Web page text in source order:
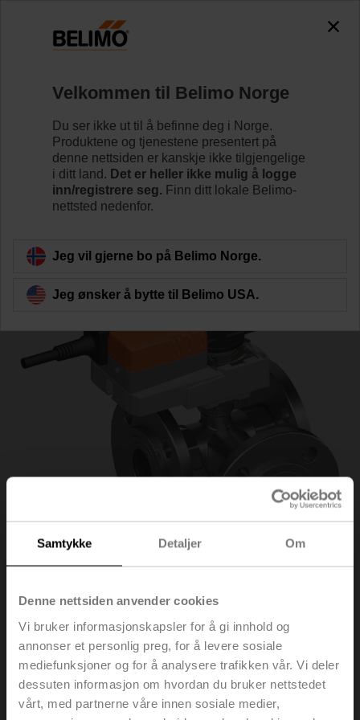
Samtykke Detaljer Om
Denne nettsiden anvender cookies
Vi bruker informasjonskapsler for å gi innhold og
annonser et personlig preg, for å levere sosiale
mediefunksjoner og for å analysere trafikken vår. Vi deler
dessuten informasjon om hvordan du bruker nettstedet
vårt, med partnerne våre innen sosiale medier,
R7032R-B3/NR24A-S
Lær mer
Tilbake til produktkategori
R7032R-B3/NR24A-S
Veksel kuleventil, 3-veis, DN 32, Flens, PN 6, ps
600 kPa, Kvs 32 m³/h, Medie-temperatur -10...100°C
[14...212°F]
Velkommen til Belimo Norge
Du ser ikke ut til å befinne deg i Norge.
Produktene og tjenestene presentert på
denne nettsiden er kanskje ikke tilgjengelige
i ditt land. Det er heller ikke mulig å logge
inn/registrere seg. Finn ditt lokale Belimo-
nettsted nedenfor.
Jeg vil gjerne bo på Belimo Norge.
Jeg ønsker å bytte til Belimo USA.